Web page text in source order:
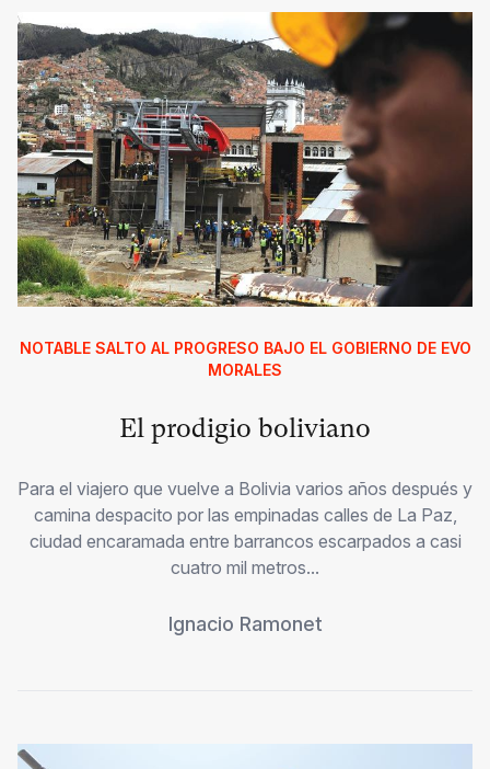
NOTABLE SALTO AL PROGRESO BAJO EL GOBIERNO DE EVO
MORALES
El prodigio boliviano
Para el viajero que vuelve a Bolivia varios años después y
camina despacito por las empinadas calles de La Paz,
ciudad encaramada entre barrancos escarpados a casi
cuatro mil metros...
Ignacio Ramonet